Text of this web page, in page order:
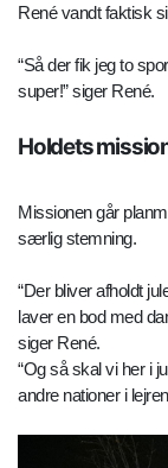
René vandt faktisk
“Så der fik jeg to
super!” siger René.
Holdets
Missionen går
særlig stemning.
“Der bliver afholdt
laver en bod med
siger René.
“Og så skal vi her i
andre nationer i